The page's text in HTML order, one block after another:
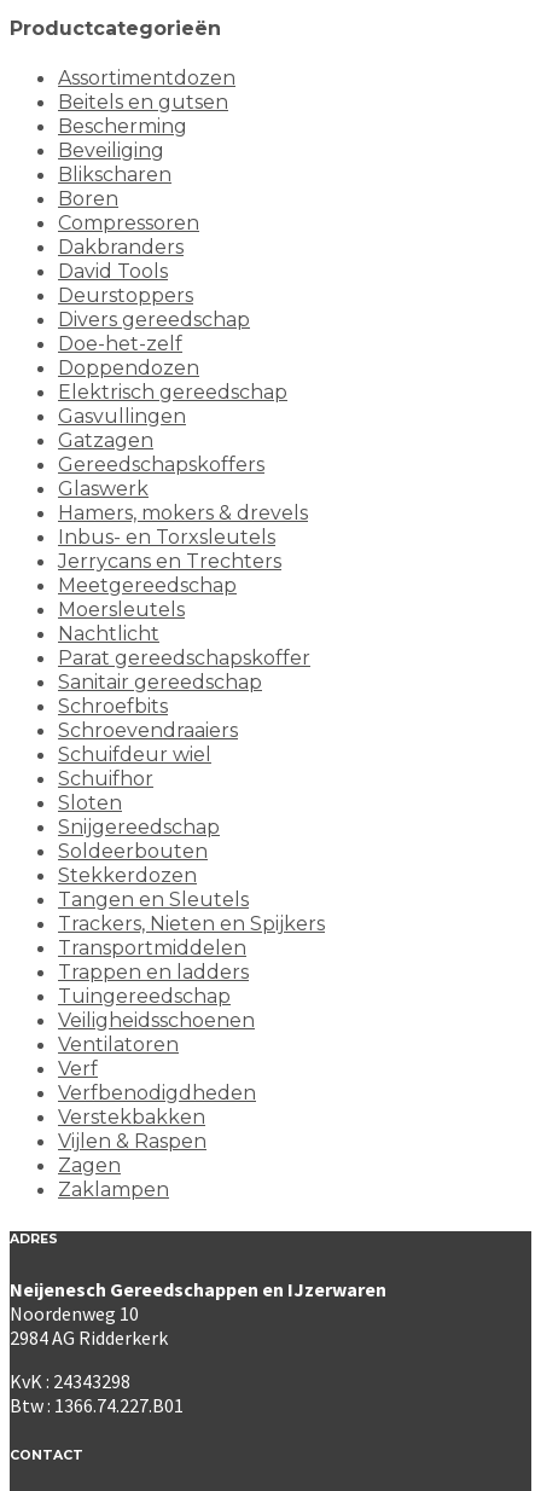
Productcategorieën
Assortimentdozen
Beitels en gutsen
Bescherming
Beveiliging
Blikscharen
Boren
Compressoren
Dakbranders
David Tools
Deurstoppers
Divers gereedschap
Doe-het-zelf
Doppendozen
Elektrisch gereedschap
Gasvullingen
Gatzagen
Gereedschapskoffers
Glaswerk
Hamers, mokers & drevels
Inbus- en Torxsleutels
Jerrycans en Trechters
Meetgereedschap
Moersleutels
Nachtlicht
Parat gereedschapskoffer
Sanitair gereedschap
Schroefbits
Schroevendraaiers
Schuifdeur wiel
Schuifhor
Sloten
Snijgereedschap
Soldeerbouten
Stekkerdozen
Tangen en Sleutels
Trackers, Nieten en Spijkers
Transportmiddelen
Trappen en ladders
Tuingereedschap
Veiligheidsschoenen
Ventilatoren
Verf
Verfbenodigdheden
Verstekbakken
Vijlen & Raspen
Zagen
Zaklampen
ADRES
Neijenesch Gereedschappen en IJzerwaren
Noordenweg 10
2984 AG Ridderkerk
KvK : 24343298
Btw : 1366.74.227.B01
CONTACT